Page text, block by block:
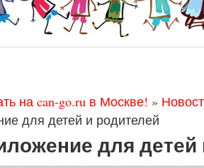
на can-go.ru в Москве! »
для детей и родителей
для детей